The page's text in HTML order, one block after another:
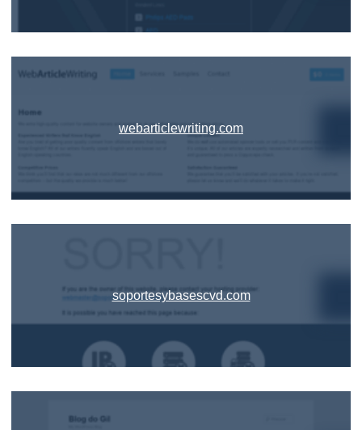
webarticlewriting.com
soportesybasescvd.com